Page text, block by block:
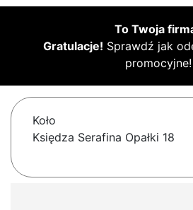
To Twoja
Gratulacje! Sprawdź jak
promocyjne!
Koło
Księdza Serafina Opałki 18